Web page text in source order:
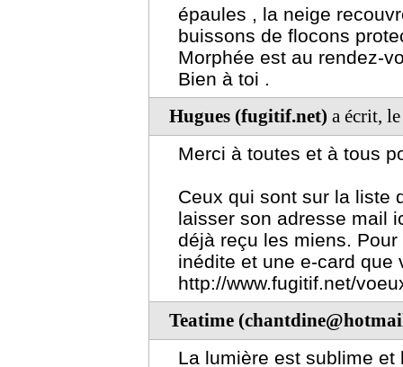
épaules , la neige
buissons de flocons
Morphée est au rendez-
Bien à toi .
Hugues (fugitif.net) a écrit,
Merci à toutes et à tous
Ceux qui sont sur la liste
laisser son adresse mail
déjà reçu les miens.
inédite et une e-card que
http://www.fugitif.net/
Teatime
La lumière est sublime